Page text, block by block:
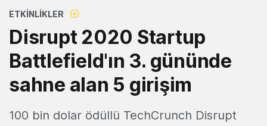
ETKINLIKLER
Disrupt 2020 Startup
Battlefield'ın 3. gününde
sahne alan 5 girişim
100 bin dolar ödüllü TechCrunch Disrupt